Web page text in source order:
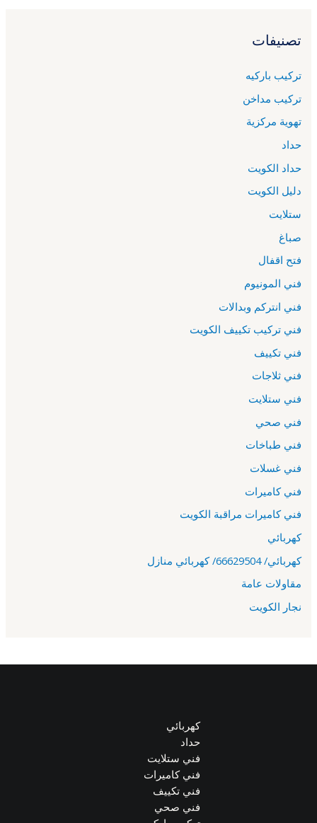
تصنيفات
تركيب باركيه
تركيب مداخن
تهوية مركزية
حداد
حداد الكويت
دليل الكويت
ستلايت
صباغ
فتح اقفال
فني المونيوم
فني انتركم وبدالات
فني تركيب تكييف الكويت
فني تكييف
فني ثلاجات
فني ستلايت
فني صحي
فني طباخات
فني غسلات
فني كاميرات
فني كاميرات مراقبة الكويت
كهربائي
كهربائي/ 66629504/ كهربائي منازل
مقاولات عامة
نجار الكويت
كهربائي
حداد
فني ستلايت
فني كاميرات
فني تكييف
فني صحي